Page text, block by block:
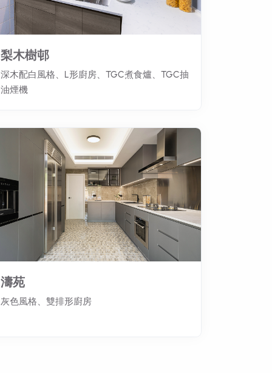
梨木樹邨
深木配白風格、L形廚房、TGC煮食爐、TGC抽
油煙機
濤苑
灰色風格、雙排形廚房